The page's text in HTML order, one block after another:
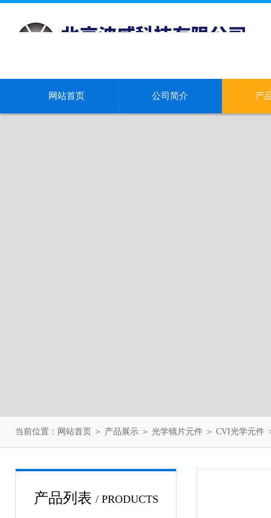
网站首页 公司简介 产
当前位置： 网站首页 ＞ 产品展示 ＞ 光学镜片元件 ＞ CVI光学元件
产品列表 / PRODUCTS